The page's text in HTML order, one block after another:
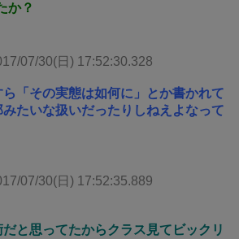
か？
07/30(日) 17:52:30.328
「その実態は如何に」とか書かれて
たいな扱いだったりしねえよなって
07/30(日) 17:52:35.889
と思ってたからクラス見てビックリ